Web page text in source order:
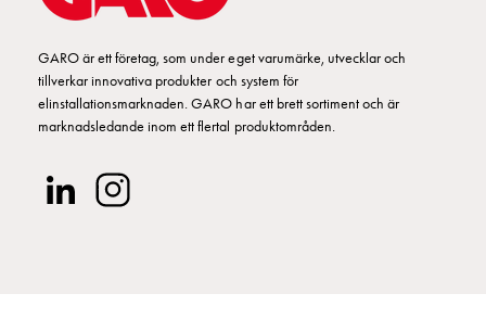
GARO är ett företag, som under eget varumärke, utvecklar och
tillverkar innovativa produkter och system för
elinstallationsmarknaden. GARO har ett brett sortiment och är
marknadsledande inom ett flertal produktområden.